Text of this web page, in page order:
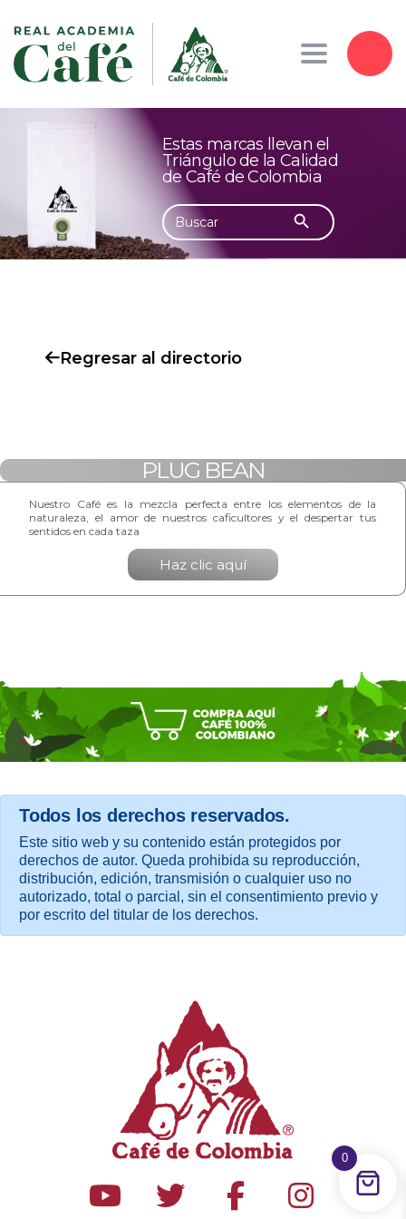
Toggle
Estas marcas llevan el
Triángulo de la Calidad
de Café de Colombia
Buscar: Botón de búsqueda
Regresar al directorio
PLUG BEAN
Nuestro Café es la mezcla perfecta entre los elementos de la
naturaleza, el amor de nuestros caficultores y el despertar tus
sentidos en cada taza
Haz clic aquí
Todos los derechos reservados.
Este sitio web y su contenido están protegidos por
derechos de autor. Queda prohibida su reproducción,
distribución, edición, transmisión o cualquier uso no
autorizado, total o parcial, sin el consentimiento previo y
por escrito del titular de los derechos.
0